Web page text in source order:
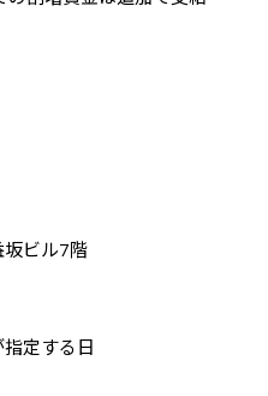
ビル7階
定する日